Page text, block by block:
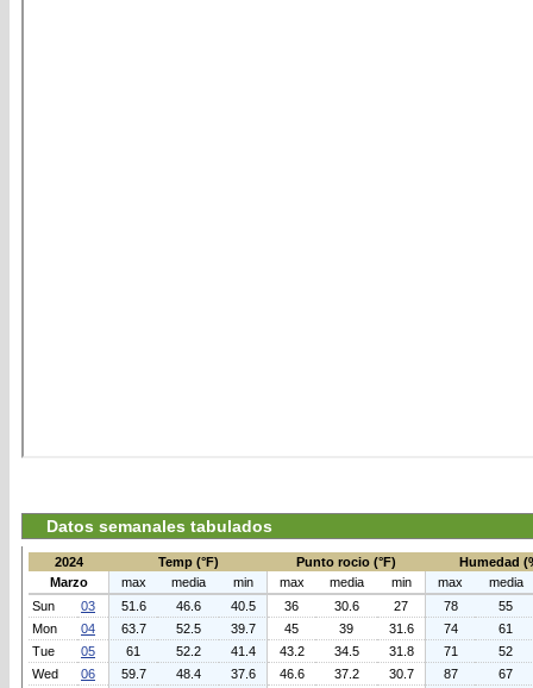
Datos semanales tabulados
2024 Temp (°F) Punto rocio (°F)
Humedad
Marzo
max media min max media min max
media
Sun
03 51.6 46.6 40.5 36 30.6 27 78
55
Mon
04 63.7 52.5 39.7 45 39 31.6 74
61
Tue
05 61 52.2 41.4 43.2 34.5 31.8 71
52
Wed
06 59.7 48.4 37.6 46.6 37.2 30.7 87
67